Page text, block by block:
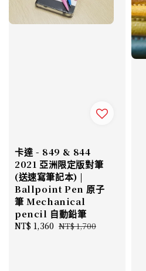
卡達 - 849 & 844
2021 亞洲限定版對筆
(送速寫筆記本) |
Ballpoint Pen 原子
筆 Mechanical
pencil 自動鉛筆
Sale
NT$ 1,360 Regular
NT$ 1,700